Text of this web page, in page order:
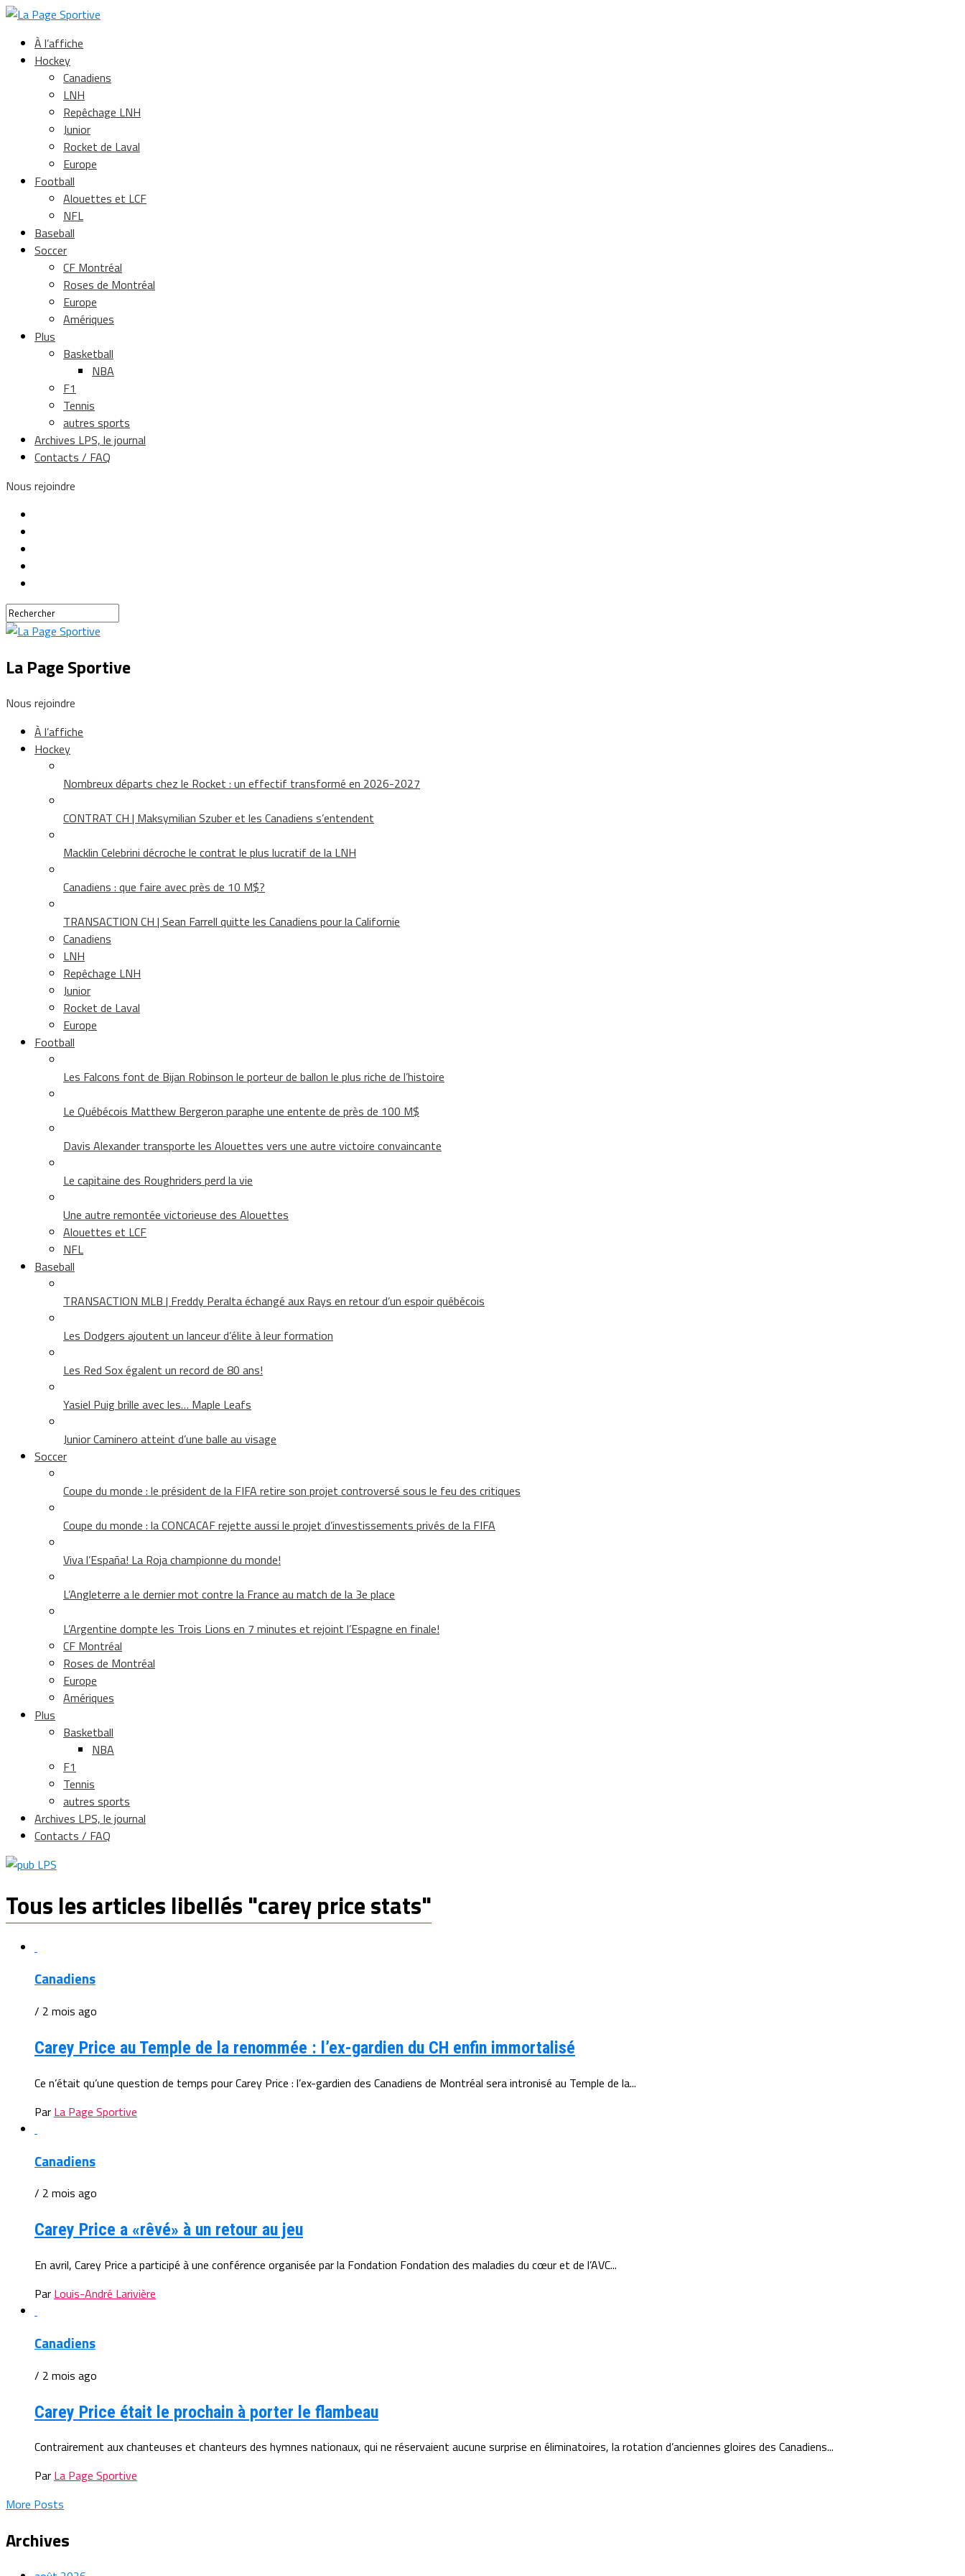
À l’affiche
Hockey
Canadiens
LNH
Repêchage LNH
Junior
Rocket de Laval
Europe
Football
Alouettes et LCF
NFL
Baseball
Soccer
CF Montréal
Roses de Montréal
Europe
Amériques
Plus
Basketball
NBA
F1
Tennis
autres sports
Archives LPS, le journal
Contacts / FAQ
Nous rejoindre
La Page Sportive
Nous rejoindre
À l’affiche
Hockey
Nombreux départs chez le Rocket : un effectif transformé en 2026-2027
CONTRAT CH | Maksymilian Szuber et les Canadiens s’entendent
Macklin Celebrini décroche le contrat le plus lucratif de la LNH
Canadiens : que faire avec près de 10 M$?
TRANSACTION CH | Sean Farrell quitte les Canadiens pour la Californie
Canadiens
LNH
Repêchage LNH
Junior
Rocket de Laval
Europe
Football
Les Falcons font de Bijan Robinson le porteur de ballon le plus riche de l’histoire
Le Québécois Matthew Bergeron paraphe une entente de près de 100 M$
Davis Alexander transporte les Alouettes vers une autre victoire convaincante
Le capitaine des Roughriders perd la vie
Une autre remontée victorieuse des Alouettes
Alouettes et LCF
NFL
Baseball
TRANSACTION MLB | Freddy Peralta échangé aux Rays en retour d’un espoir québécois
Les Dodgers ajoutent un lanceur d’élite à leur formation
Les Red Sox égalent un record de 80 ans!
Yasiel Puig brille avec les… Maple Leafs
Junior Caminero atteint d’une balle au visage
Soccer
Coupe du monde : le président de la FIFA retire son projet controversé sous le feu des critiques
Coupe du monde : la CONCACAF rejette aussi le projet d’investissements privés de la FIFA
Viva l’España! La Roja championne du monde!
L’Angleterre a le dernier mot contre la France au match de la 3e place
L’Argentine dompte les Trois Lions en 7 minutes et rejoint l’Espagne en finale!
CF Montréal
Roses de Montréal
Europe
Amériques
Plus
Basketball
NBA
F1
Tennis
autres sports
Archives LPS, le journal
Contacts / FAQ
Tous les articles libellés "carey price stats"
Canadiens
/ 2 mois ago
Carey Price au Temple de la renommée : l’ex-gardien du CH enfin immortalisé
Ce n’était qu’une question de temps pour Carey Price : l’ex-gardien des Canadiens de Montréal sera intronisé au Temple de la...
Par La Page Sportive
Canadiens
/ 2 mois ago
Carey Price a «rêvé» à un retour au jeu
En avril, Carey Price a participé à une conférence organisée par la Fondation Fondation des maladies du cœur et de l’AVC...
Par Louis-André Larivière
Canadiens
/ 2 mois ago
Carey Price était le prochain à porter le flambeau
Contrairement aux chanteuses et chanteurs des hymnes nationaux, qui ne réservaient aucune surprise en éliminatoires, la rotation d’anciennes gloires des Canadiens...
Par La Page Sportive
More Posts
Archives